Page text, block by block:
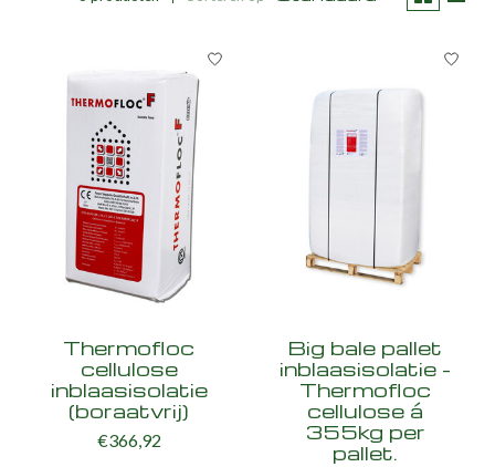
Thermofloc
cellulose
inblaasisolatie
(boraatvrij)
€366,92
Big bale pallet
inblaasisolatie -
Thermofloc
cellulose á
355kg per
pallet.